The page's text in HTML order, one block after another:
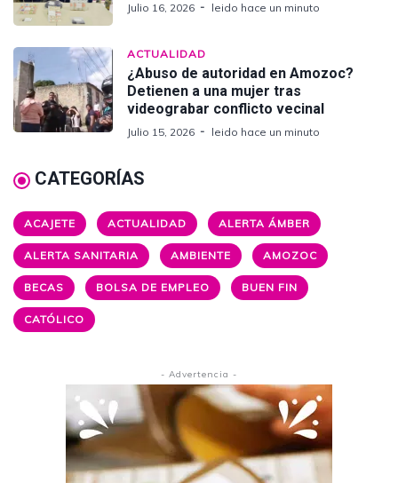
Julio 16, 2026 leido hace un minuto
ACTUALIDAD
¿Abuso de autoridad en Amozoc?
Detienen a una mujer tras
videograbar conflicto vecinal
Julio 15, 2026 leido hace un minuto
CATEGORÍAS
ACAJETE ACTUALIDAD ALERTA ÁMBER
ALERTA SANITARIA AMBIENTE AMOZOC
BECAS BOLSA DE EMPLEO BUEN FIN
CATÓLICO
- Advertencia -